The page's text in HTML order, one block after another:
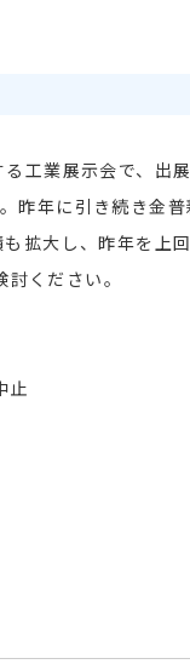
工業展示会で、出
昨年に引き続き金
拡大し、昨年を上
ください。
止